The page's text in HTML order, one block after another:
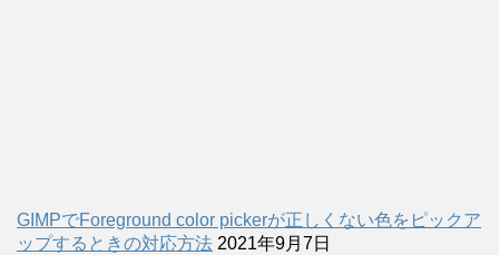
GIMPでForeground color pickerが正しくない色をピックア
ップするときの対応方法 2021年9月7日